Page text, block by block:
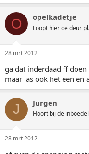
O opelkadetje
Loopt hier de deur
28 mrt 2012
ga dat inderdaad ff
maar las ook het een en
J Jurgen
Hoort bij de inboedel
28 mrt 2012